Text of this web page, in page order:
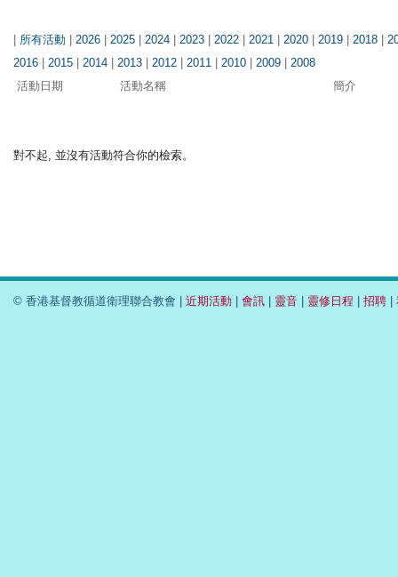
| 所有活動 | 2026 | 2025 | 2024 | 2023 | 2022 | 2021 | 2020 | 2019 | 2018 |
2016 | 2015 | 2014 | 2013 | 2012 | 2011 | 2010 | 2009 | 2008
活動日期
活動名稱 簡介
對不起, 並沒有活動符合你的檢索。
© 香港基督教循道衛理聯合教會 | 近期活動 會訊 靈音 靈修日程 招聘